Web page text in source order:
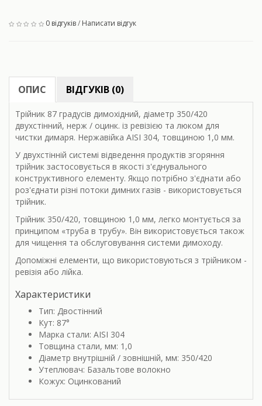
0 відгуків/ Написати відгук
ОПИС ВІДГУКІВ (0)
Трійник 87 градусів димохідний, діаметр 350/420
двухстінний, нерж / оцинк. із ревізією та люком для
чистки димаря. Нержавійка AISI 304, товщиною 1,0 мм.
У двухстінній системі відведення продуктів згоряння
трійник застосовується в якості з'єднувального
конструктивного елементу. Якщо потрібно з'єднати або
роз'єднати різні потоки димних газів - використовується
трійник.
Трійник 350/420, товщиною 1,0 мм, легко монтується за
принципом «труба в трубу». Він використовується також
для чищення та обслуговування системи димоходу.
Допоміжні елементи, що використовуються з трійником -
ревізія або лійка.
Характеристики
Тип: Двостінний
Кут: 87°
Марка стали: AISI 304
Товщина стали, мм: 1,0
Діаметр внутрішній / зовнішній, мм: 350/420
Утеплювач: Базальтове волокно
Кожух: Оцинкований